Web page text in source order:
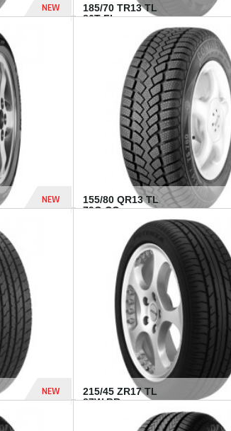
NEW
185/70 TR13 TL
86T FI...
NEW
1 182 Dhs
155/80 QR13 TL
79Q CO...
NEW
215/45 ZR17 TL
87W BR...